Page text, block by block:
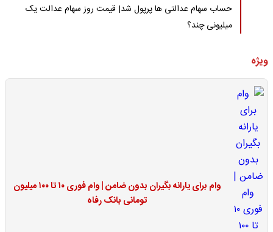
حساب سهام عدالتی ها پرپول شد| قیمت روز سهام عدالت یک
میلیونی چند؟
ویژه
وام برای یارانه بگیران بدون ضامن | وام فوری ۱۰ تا ۱۰۰ میلیون
تومانی بانک رفاه